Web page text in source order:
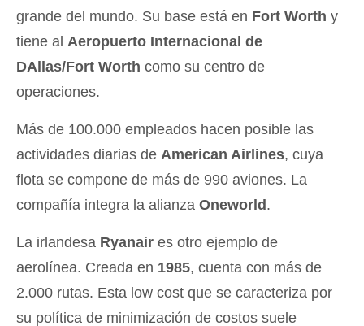
grande del mundo. Su base está en Fort Worth y
tiene al Aeropuerto Internacional de
DAllas/Fort Worth como su centro de
operaciones.
Más de 100.000 empleados hacen posible las
actividades diarias de American Airlines, cuya
flota se compone de más de 990 aviones. La
compañía integra la alianza Oneworld.
La irlandesa Ryanair es otro ejemplo de
aerolínea. Creada en 1985, cuenta con más de
2.000 rutas. Esta low cost que se caracteriza por
su política de minimización de costos suele